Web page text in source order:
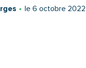
le 6 octobre 2022